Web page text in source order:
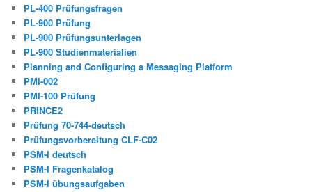
PL-400 Prüfungsfragen
PL-900 Prüfung
PL-900 Prüfungsunterlagen
PL-900 Studienmaterialien
Planning and Configuring a Messaging Platform
PMI-002
PMI-100 Prüfung
PRINCE2
Prüfung 70-744-deutsch
Prüfungsvorbereitung CLF-C02
PSM-I deutsch
PSM-I Fragenkatalog
PSM-I übungsaufgaben